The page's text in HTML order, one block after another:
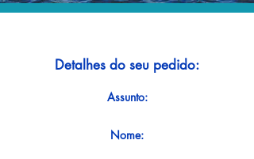
Detalhes do seu pedido:
Assunto:
Nome: